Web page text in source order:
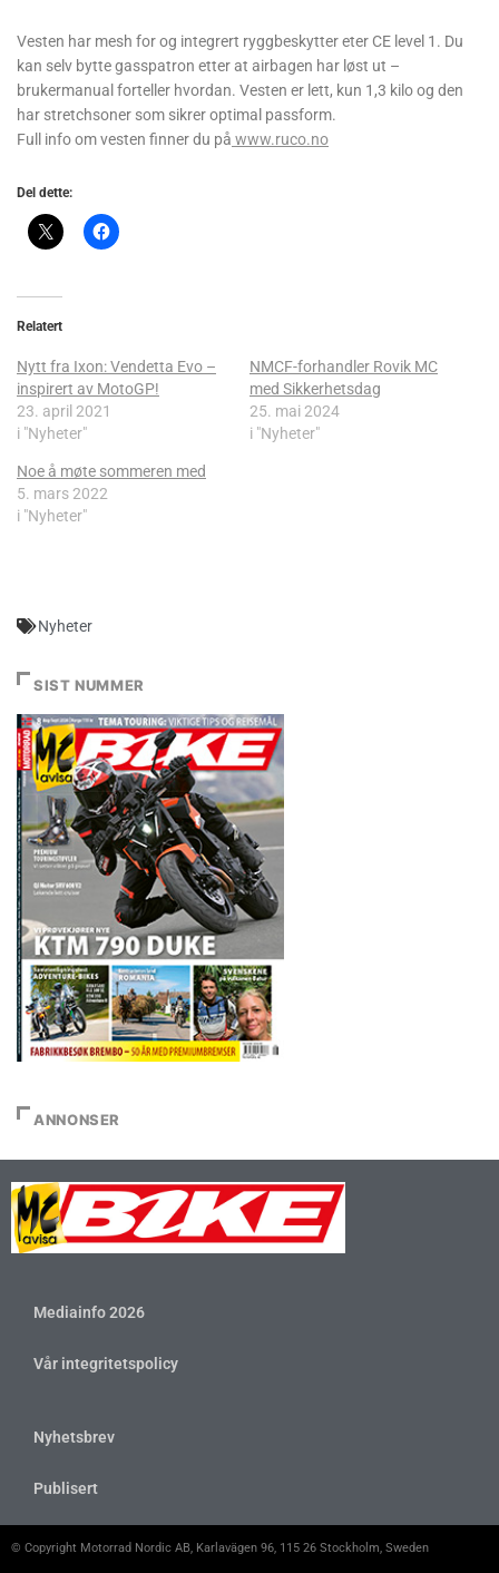
Vesten har mesh for og integrert ryggbeskytter eter CE level 1. Du
kan selv bytte gasspatron etter at airbagen har løst ut –
brukermanual forteller hvordan. Vesten er lett, kun 1,3 kilo og den
har stretchsoner som sikrer optimal passform.
Full info om vesten finner du på www.ruco.no
Del dette:
Relatert
Nytt fra Ixon: Vendetta Evo –
inspirert av MotoGP!
23. april 2021
i "Nyheter"
NMCF-forhandler Rovik MC
med Sikkerhetsdag
25. mai 2024
i "Nyheter"
Noe å møte sommeren med
5. mars 2022
i "Nyheter"
Nyheter
SIST NUMMER
ANNONSER
Mediainfo 2026
Vår integritetspolicy
Nyhetsbrev
Publisert
© Copyright Motorrad Nordic AB, Karlavägen 96, 115 26 Stockholm, Sweden